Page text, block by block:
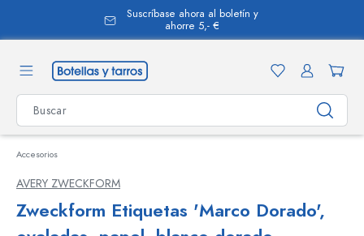
Suscríbase ahora al boletín y
ahorre 5,- €
Accesorios
AVERY ZWECKFORM
Zweckform Etiquetas 'Marco Dorado',